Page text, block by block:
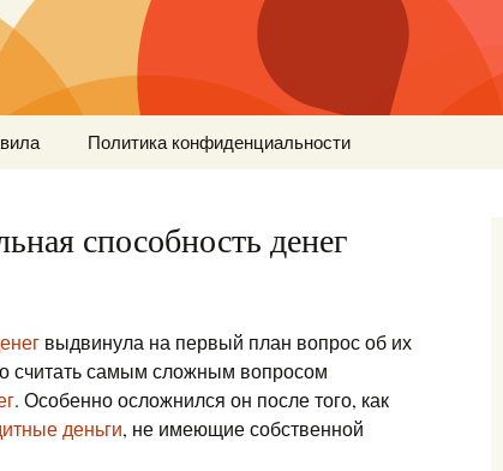
Политика конфиденциальности
способность денег
выдвинула на первый план вопрос об их
считать самым сложным вопросом
. Особенно осложнился он после того, как
деньги, не имеющие собственной